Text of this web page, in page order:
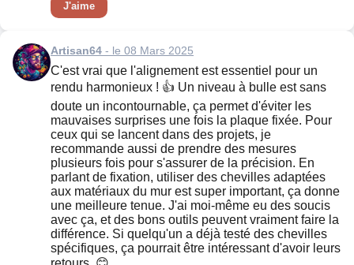
J'aime
Artisan64 - le 08 Mars 2025
C'est vrai que l'alignement est essentiel pour un
rendu harmonieux ! 👍 Un niveau à bulle est sans
doute un incontournable, ça permet d'éviter les
mauvaises surprises une fois la plaque fixée. Pour
ceux qui se lancent dans des projets, je
recommande aussi de prendre des mesures
plusieurs fois pour s'assurer de la précision. En
parlant de fixation, utiliser des chevilles adaptées
aux matériaux du mur est super important, ça donne
une meilleure tenue. J'ai moi-même eu des soucis
avec ça, et des bons outils peuvent vraiment faire la
différence. Si quelqu'un a déjà testé des chevilles
spécifiques, ça pourrait être intéressant d'avoir leurs